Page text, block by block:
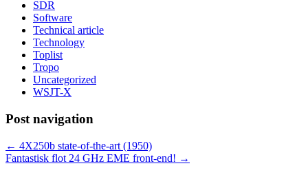
SDR
Software
Technical article
Technology
Toplist
Tropo
Uncategorized
WSJT-X
Post navigation
← 4X250b state-of-the-art (1950)
Fantastisk flot 24 GHz EME front-end! →